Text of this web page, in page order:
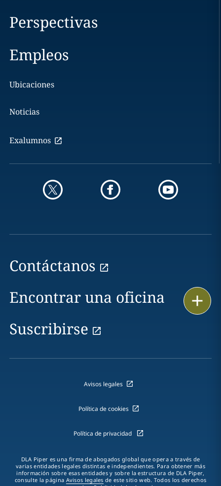
Imprimir
Perspectivas
Empleos
Ubicaciones
Noticias
Exalumnos
Contáctanos
Encontrar una oficina
Suscribirse
Avisos legales
Política de cookies
Política de privacidad
DLA Piper es una firma de abogados global que opera a través de
varias entidades legales distintas e independientes. Para obtener más
información sobre esas entidades y sobre la estructura de DLA Piper,
consulte la página Avisos legales de este sitio web. Todos los derechos